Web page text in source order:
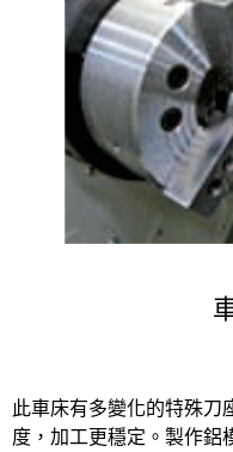
此車床有多變化的特殊刀
度，加工更穩定。製作鋁